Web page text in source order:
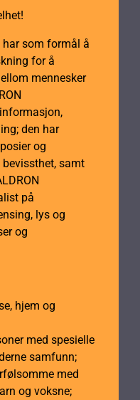
har som formål å
for å
mennesker
den har
og
samt
på
lys og
og
hjem og
med spesielle
samfunn;
med
og voksne;